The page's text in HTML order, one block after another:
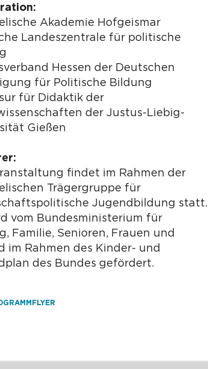
Akademie Hofgeismar
Landeszentrale für politische
Hessen der Deutschen
für Politische Bildung
für Didaktik der
der Justus-Liebig-
Gießen
findet im Rahmen der
Trägergruppe für
Jugendbildung statt.
vom Bundesministerium für
Familie, Senioren, Frauen und
im Rahmen des Kinder- und
des Bundes gefördert.